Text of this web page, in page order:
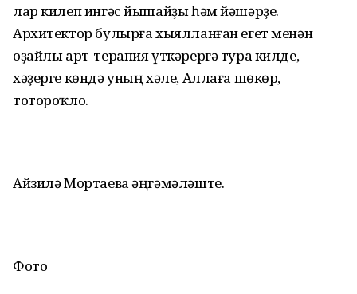
лар килеп ингәс йышайҙы һәм йәшәрҙе.
Архитектор булырға хыялланған егет менән
оҙайлы арт-терапия үткәрергә тура килде,
хәҙерге көндә уның хәле, Аллаға шөкөр,
тотороҡло.
Айзилә Мортаева әңгәмәләште.
Фото